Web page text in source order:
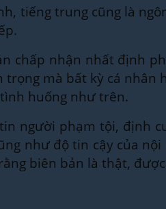
tiếng trung cũng là
chấp nhận nhất định
mà bất kỳ cá nhân
huống như trên.
người phạm tội, định
như độ tin cậy của
biên bản là thật,